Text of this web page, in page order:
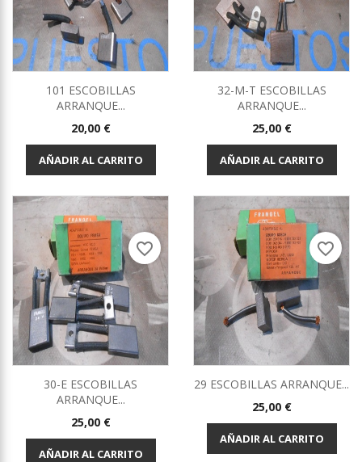
101 ESCOBILLAS
ARRANQUE...
Precio
20,00 €
AÑADIR AL CARRITO
32-M-T ESCOBILLAS
ARRANQUE...
Precio
25,00 €
AÑADIR AL CARRITO
30-E ESCOBILLAS
ARRANQUE...
Precio
25,00 €
AÑADIR AL CARRITO
favorite_border
29 ESCOBILLAS ARRANQUE...
Precio
25,00 €
AÑADIR AL CARRITO
favorite_border